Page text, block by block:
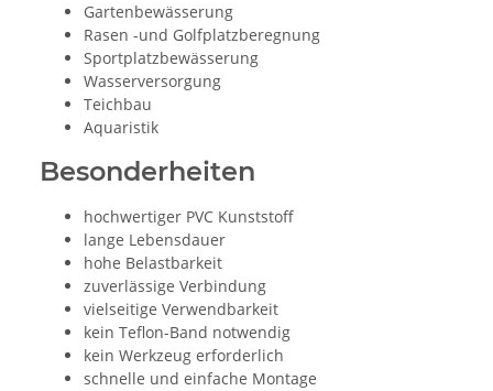
Gartenbewässerung
Rasen -und Golfplatzberegnung
Sportplatzbewässerung
Wasserversorgung
Teichbau
Aquaristik
Besonderheiten
hochwertiger PVC Kunststoff
lange Lebensdauer
hohe Belastbarkeit
zuverlässige Verbindung
vielseitige Verwendbarkeit
kein Teflon-Band notwendig
kein Werkzeug erforderlich
schnelle und einfache Montage